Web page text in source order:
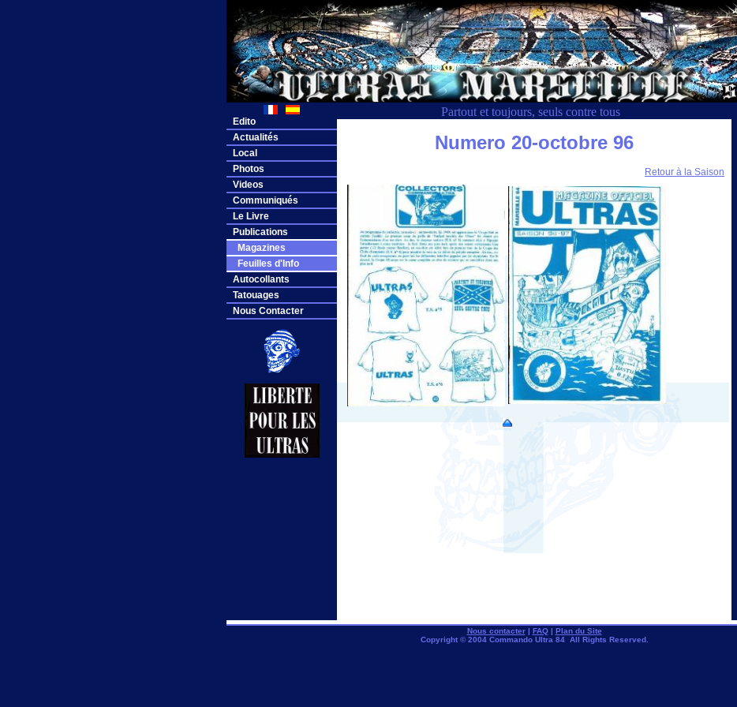
Partout et toujours, seuls contre tous
Edito
Actualités
Local
Photos
Videos
Communiqués
Le Livre
Publications
Magazines
Feuilles d'Info
Autocollants
Tatouages
Nous Contacter
Numero 20-octobre 96
Retour à la Saison
Nous contacter| FAQ| Plan du Site
Copyright © 2004 Commando Ultra 84 All Rights Reserved.